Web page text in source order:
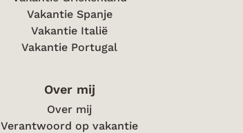
Vakantie Spanje
Vakantie Italië
Vakantie Portugal
Over mij
Over mij
Verantwoord op vakantie